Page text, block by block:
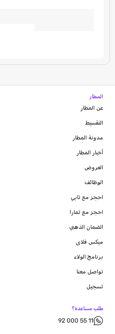
المطار
عن المطار
التقسيط
مدونة المطار
أخبار المطار
العروض
الوظائف
احجز مع تابي
احجز مع تمارا
الضمان الذهبي
ميكس فلاى
برنامج الولاء
تواصل معنا
تسجيل
طلب مساعدة؟
92 000 55 11